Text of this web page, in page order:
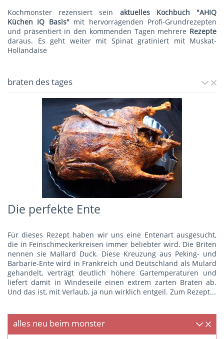
Kochmonster rezensiert sein aktuelles Kochbuch "AHIQ
Küchen IQ Basis" mit hervorragenden Profi-Grundrezepten
und präsentiert in den kommenden Tagen mehrere Rezepte
daraus. Es geht weiter mit Spinat gratiniert mit Muskat-
Hollandaise
braten des tages
Die perfekte Ente
Für dieses Rezept haben wir uns eine Entenart ausgesucht,
die in Feinschmeckerkreisen immer beliebter wird. Die Briten
nennen sie Mallard Duck. Diese Kreuzung aus Peking- und
Barbarie-Ente wird in Frankreich und Deutschland als Mulard
gehandelt, verträgt deutlich höhere Gartemperaturen und
liefert damit in Windeseile einen extrem zarten Braten ab.
Und das ist, mit Verlaub, ja nun wirklich entgeil. Zum Rezept...
alles neu beim monster